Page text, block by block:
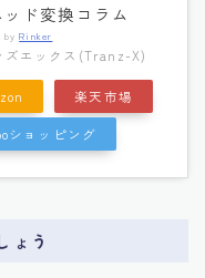
ッド変換コラム
byRinker
ズエックス(Tranz-X)
楽天市場
ショッピング
ょう